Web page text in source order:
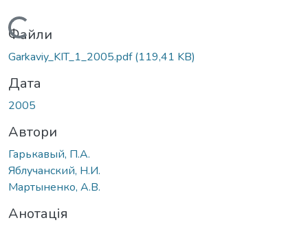
Вантажиться...
Файли
Garkaviy_KIT_1_2005.pdf(119,41 KB)
Дата
2005
Автори
Гарькавый, П.А.
Яблучанский, Н.И.
Мартыненко, А.В.
Анотація